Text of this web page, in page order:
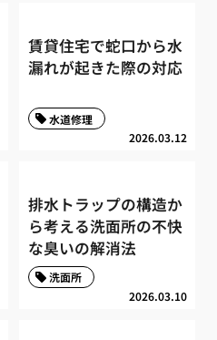
賃貸住宅で蛇口から水
漏れが起きた際の対応
2026.03.12
水道修理
排水トラップの構造か
ら考える洗面所の不快
な臭いの解消法
2026.03.10
洗面所